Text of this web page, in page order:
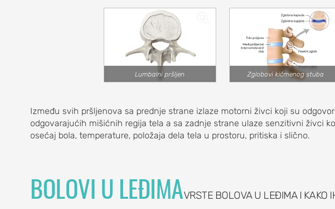
bol u čašici)
Lumbalni pršljen Zglobovi kičmenog stuba
Između svih pršljenova sa prednje strane izlaze motorni živci koji su
odgovarajućih mišićnih regija tela a sa zadnje strane ulaze senzitivni živci
osećaj bola, temperature, položaja dela tela u prostoru, pritiska i slično.
BOLOVI U LEĐIMAVRSTE BOLOVA U LEĐIMA I KAKO